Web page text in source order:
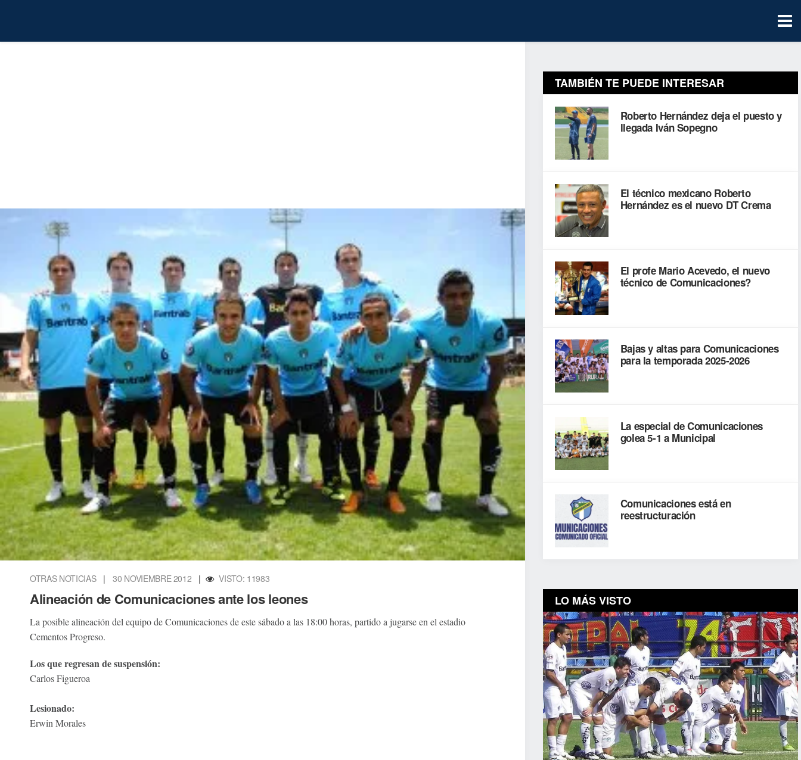
OTRAS NOTICIAS | 30 NOVIEMBRE 2012 | VISTO: 11983
Alineación de Comunicaciones ante los leones
La posible alineación del equipo de Comunicaciones de este sábado a las 18:00 horas, partido a jugarse en el estadio
Cementos Progreso.
Los que regresan de suspensión:
Carlos Figueroa
Lesionado:
Erwin Morales
TAMBIÉN TE PUEDE INTERESAR
Roberto Hernández deja el puesto y
llegada Iván Sopegno
El técnico mexicano Roberto
Hernández es el nuevo DT Crema
El profe Mario Acevedo, el nuevo
técnico de Comunicaciones?
Bajas y altas para Comunicaciones
para la temporada 2025-2026
La especial de Comunicaciones
golea 5-1 a Municipal
Comunicaciones está en
reestructuración
LO MÁS VISTO